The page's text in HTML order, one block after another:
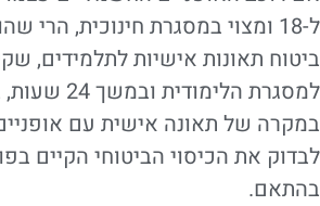
ל-18 ומצוי במסגרת חינוכית,
ביטוח תאונות אישיות לתלמידים,
למסגרת
במקרה של תאונה אישית עם
לבדוק את הכיסוי הביטוחי הקיים
בהתאם.